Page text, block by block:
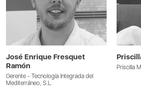
José Enrique Fresquet
Ramón
Gerente - Tecnología Integrada del
Mediterráneo, S.L.
Priscilla